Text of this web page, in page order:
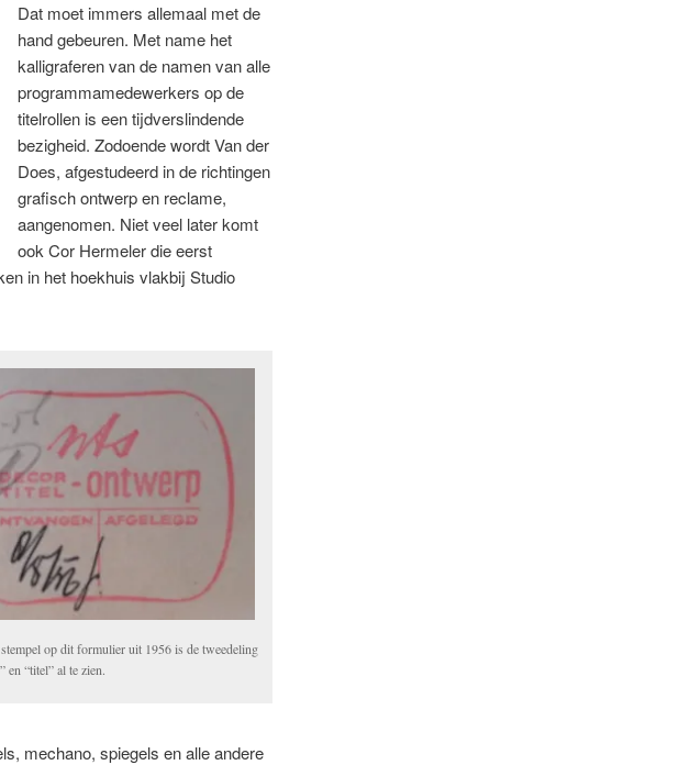
Dat moet immers allemaal met de
hand gebeuren. Met name het
kalligraferen van de namen van alle
programmamedewerkers op de
titelrollen is een tijdverslindende
bezigheid. Zodoende wordt Van der
Does, afgestudeerd in de richtingen
grafisch ontwerp en reclame,
aangenomen. Niet veel later komt
ook Cor Hermeler die eerst
in het hoekhuis vlakbij Studio
op dit formulier uit 1956 is de tweedeling
en “titel” al te zien.
mechano, spiegels en alle andere